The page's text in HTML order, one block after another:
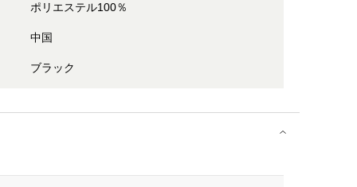
ポリエステル100％
中国
ブラック